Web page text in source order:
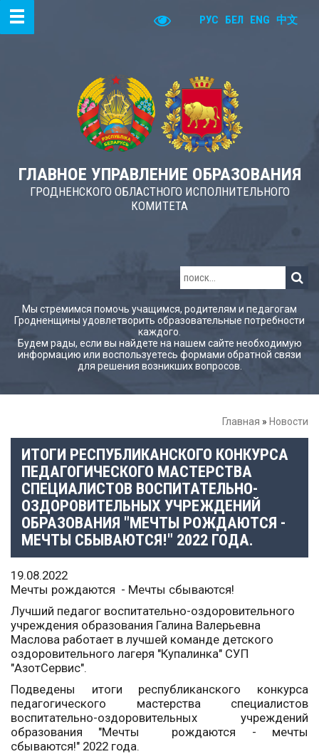
РУС БЕЛ ENG 中文
ГЛАВНОЕ УПРАВЛЕНИЕ ОБРАЗОВАНИЯ
ГРОДНЕНСКОГО ОБЛАСТНОГО ИСПОЛНИТЕЛЬНОГО
КОМИТЕТА
Мы стремимся помочь учащимся, родителям и педагогам
Гродненщины удовлетворить образовательные потребности
каждого.
Будем рады, если вы найдете на нашем сайте необходимую
информацию или воспользуетесь формами обратной связи
для решения возникших вопросов.
Главная » Новости
ИТОГИ РЕСПУБЛИКАНСКОГО КОНКУРСА
ПЕДАГОГИЧЕСКОГО МАСТЕРСТВА
СПЕЦИАЛИСТОВ ВОСПИТАТЕЛЬНО-
ОЗДОРОВИТЕЛЬНЫХ УЧРЕЖДЕНИЙ
ОБРАЗОВАНИЯ "МЕЧТЫ РОЖДАЮТСЯ -
МЕЧТЫ СБЫВАЮТСЯ!" 2022 ГОДА.
19.08.2022
Мечты рождаются - Мечты сбываются!
Лучший педагог воспитательно-оздоровительного
учреждения образования Галина Валерьевна
Маслова работает в лучшей команде детского
оздоровительного лагеря "Купалинка" СУП
"АзотСервис".
Подведены итоги республиканского конкурса
педагогического мастерства специалистов
воспитательно-оздоровительных учреждений
образования "Мечты
рождаются - мечты
сбываются!" 2022 года.